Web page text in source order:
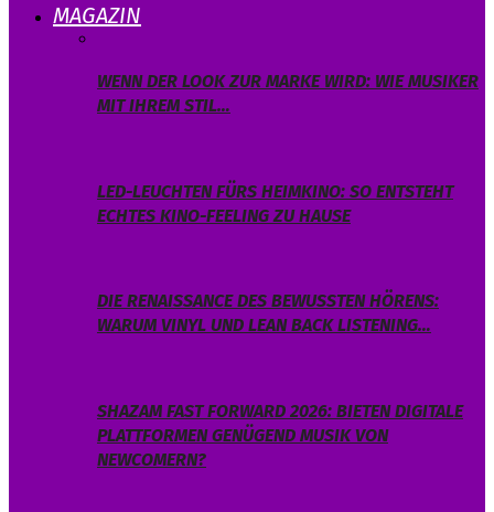
MAGAZIN
WENN DER LOOK ZUR MARKE WIRD: WIE MUSIKER
MIT IHREM STIL…
LED-LEUCHTEN FÜRS HEIMKINO: SO ENTSTEHT
ECHTES KINO-FEELING ZU HAUSE
DIE RENAISSANCE DES BEWUSSTEN HÖRENS:
WARUM VINYL UND LEAN BACK LISTENING…
SHAZAM FAST FORWARD 2026: BIETEN DIGITALE
PLATTFORMEN GENÜGEND MUSIK VON
NEWCOMERN?